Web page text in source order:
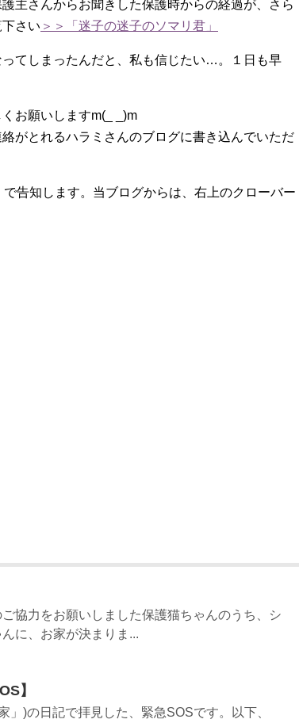
主さんからお聞きした保護時からの経過が、さら
さい ＞＞「迷子の迷子のソマリ君」
てしまったんだと、私も信じたい…。１日も早
お願いしますm(_ _)m
がとれるハラミさんのブログに書き込んでいただ
告知します。当ブログからは、右上のクローバー
協力をお願いしました保護猫ちゃんのうち、シ
に、お家が決まりま...
】
)の日記で拝見した、緊急SOSです。以下、